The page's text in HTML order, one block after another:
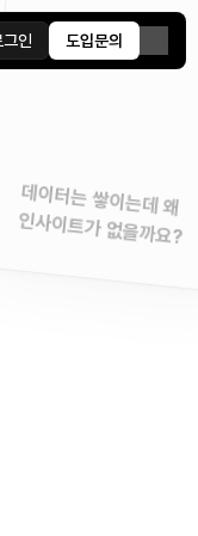
데이터는 쌓이는데 왜
인사이트가 없을까요?
그인 도입문의